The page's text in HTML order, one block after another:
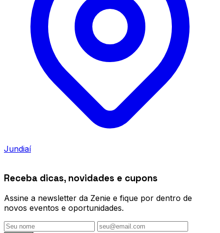
Jundiaí
Receba dicas, novidades e cupons
Assine a newsletter da Zenie e fique por dentro de
novos eventos e oportunidades.